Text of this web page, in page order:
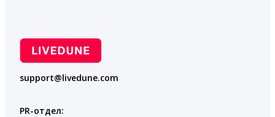
support@livedune.com
PR-отдел: